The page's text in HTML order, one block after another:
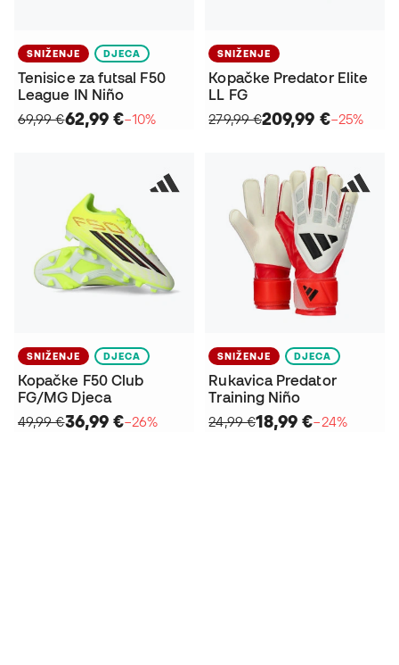
SNIŽENJE DJECA
Tenisice za futsal F50
League IN Niño
69,99 €62,99 €−10%
SNIŽENJE
Kopačke Predator Elite
LL FG
279,99 €209,99 €−25%
SNIŽENJE DJECA
Kopačke F50 Club
FG/MG Djeca
49,99 €36,99 €−26%
SNIŽENJE DJECA
Rukavica Predator
Training Niño
24,99 €18,99 €−24%